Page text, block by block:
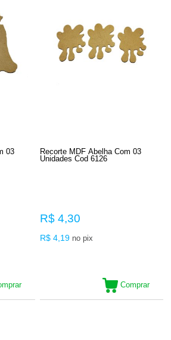
03
Recorte MDF Abelha Com 03
Unidades Cod 6126
R$ 4,30
R$ 4,19 no pix
Comprar